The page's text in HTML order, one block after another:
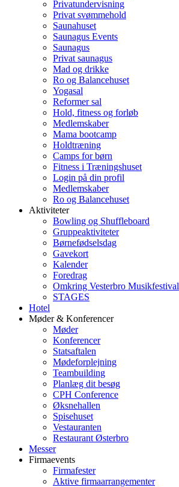
Privatundervisning
Privat svømmehold
Saunahuset
Saunagus Events
Saunagus
Privat saunagus
Mad og drikke
Ro og Balancehuset
Yogasal
Reformer sal
Hold, fitness og forløb
Medlemskaber
Mama bootcamp
Holdtræning
Camps for børn
Fitness i Træningshuset
Login på din profil
Medlemskaber
Ro og Balancehuset
Aktiviteter
Bowling og Shuffleboard
Gruppeaktiviteter
Børnefødselsdag
Gavekort
Kalender
Foredrag
Omkring Vesterbro Musikfestival
STAGES
Hotel
Møder & Konferencer
Møder
Konferencer
Statsaftalen
Mødeforplejning
Teambuilding
Planlæg dit besøg
CPH Conference
Øksnehallen
Spisehuset
Vestauranten
Restaurant Østerbro
Messer
Firmaevents
Firmafester
Aktive firmaarrangementer